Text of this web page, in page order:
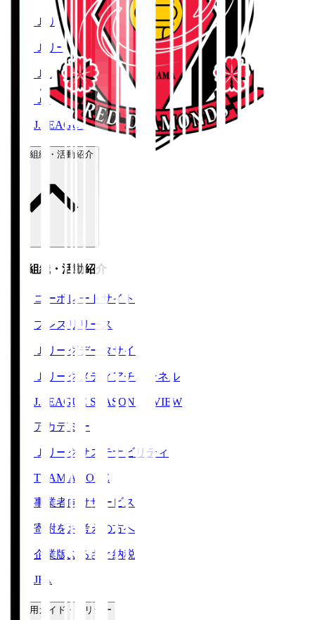
Ｊリーグチケット
Ｊリーグ公式アプリ
Ｊリーグオンラインストア
ＪリーグID
J.LEAGUE FANTASY CARD
運営組織・活動紹介
運営組織・活動紹介
コーポレートサイト
プレスリリース
Ｊリーグデータサイト
Ｊリーグメディアチャンネル
J.LEAGUE SEASON REVIEW
アカデミー
Ｊリーグサステナビリティ
TEAM AS ONE
事業者向けサービス
寄附をお考えの方へ
企業版ふるさと納税
JFA
ご利用ガイド・ポリシー